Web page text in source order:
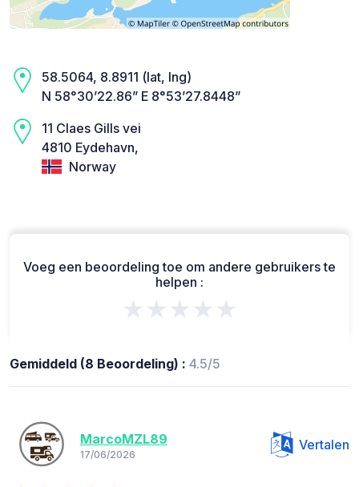
58.5064, 8.8911 (lat, lng)
N 58°30’22.86” E 8°53’27.8448”
11 Claes Gills vei
4810 Eydehavn,
Norway
Voeg een beoordeling toe om andere gebruikers te
helpen :
★★★★★
Gemiddeld (8 Beoordeling) : 4.5/5
MarcoMZL89
17/06/2026
Vertalen